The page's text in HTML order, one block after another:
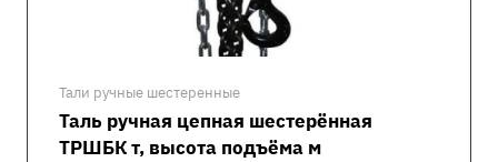
Тали ручные шестеренные
Таль ручная цепная шестерённая
ТРШБК т, высота подъёма м